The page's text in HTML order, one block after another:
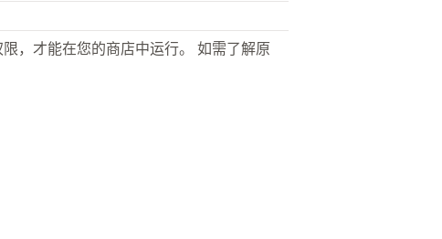
，才能在您的商店中运行。 如需了解原